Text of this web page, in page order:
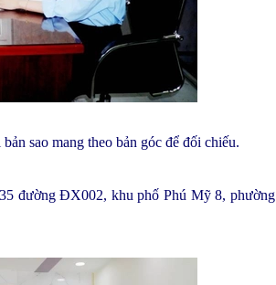
sao mang theo bản góc để đối chiếu.
đường ĐX002, khu phố Phú Mỹ 8, phường